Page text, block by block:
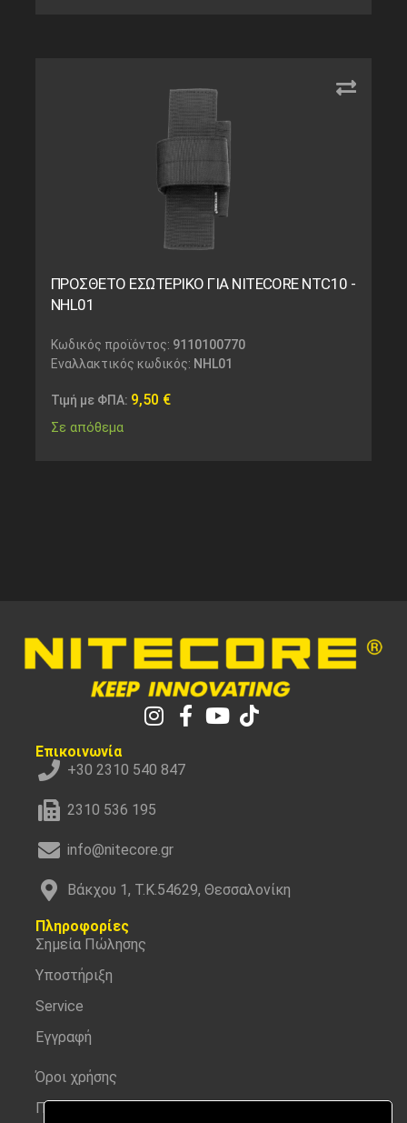
ΠΡΟΣΘΕΤΟ ΕΣΩΤΕΡΙΚΟ ΓΙΑ NITECORE NTC10 -
NHL01
Κωδικός προϊόντος: 9110100770
Εναλλακτικός κωδικός: NHL01
Τιμή με ΦΠΑ: 9,50 €
Σε απόθεμα
Επικοινωνία
+30 2310 540 847
2310 536 195
info@nitecore.gr
Βάκχου 1, Τ.Κ.54629, Θεσσαλονίκη
Πληροφορίες
Σημεία Πώλησης
Υποστήριξη
Service
Εγγραφή
Όροι χρήσης
Προσωπικά δεδομένα